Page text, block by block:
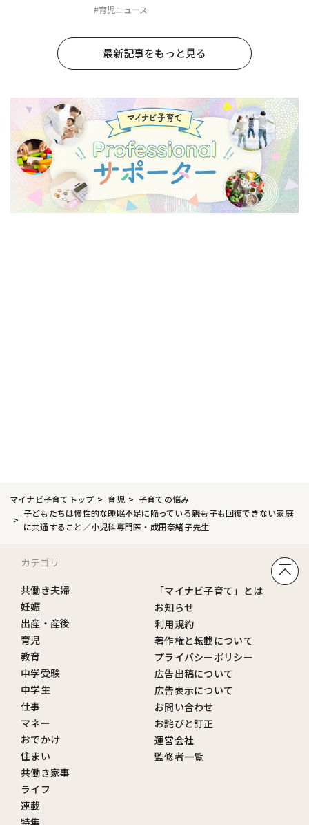
#育児ニュース
最新記事をもっと見る
マイナビ子育てトップ 育児
子育ての悩み
子どもたちは慢性的な睡眠不足に陥っている――親も子も回復できない家庭
に共通すること／小児科専門医・成田奈緒子先生
カテゴリ
共働き夫婦
妊娠
出産・産後
育児
教育
中学受験
中学生
仕事
マネー
おでかけ
住まい
共働き家事
ライフ
連載
特集
「マイナビ子育て」とは
お知らせ
利用規約
著作権と転載について
プライバシーポリシー
広告出稿について
広告表示について
お問い合わせ
お詫びと訂正
運営会社
監修者一覧